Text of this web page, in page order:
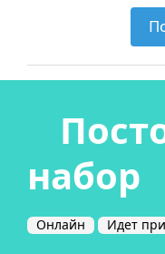
набор
Онлайн Идет